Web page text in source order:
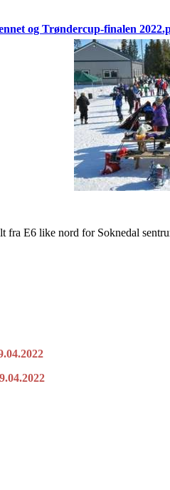
og Trøndercup-finalen
fra E6 like nord for Soknedal